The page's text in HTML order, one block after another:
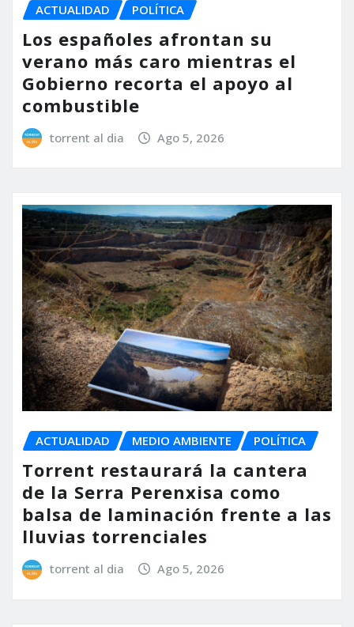
ACTUALIDAD POLÍTICA
Los españoles afrontan su
verano más caro mientras el
Gobierno recorta el apoyo al
combustible
torrent al dia Ago 5, 2026
ACTUALIDAD MEDIO AMBIENTE POLÍTICA
Torrent restaurará la cantera
de la Serra Perenxisa como
balsa de laminación frente a las
lluvias torrenciales
torrent al dia Ago 5, 2026